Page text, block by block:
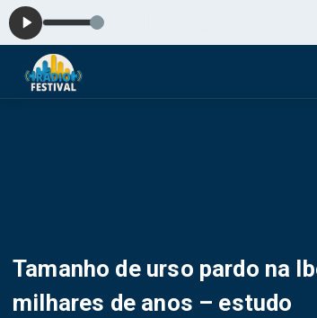
Tamanho de urso pardo na
milhares de anos – estudo